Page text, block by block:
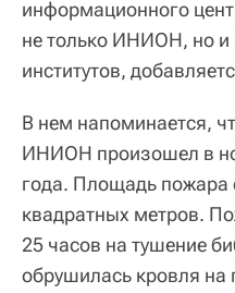
информационного
не только ИНИОН, но и
институтов,
В нем напоминается,
ИНИОН произошел в
года. Площадь пожара
квадратных метров.
25 часов на тушение
обрушилась кровля